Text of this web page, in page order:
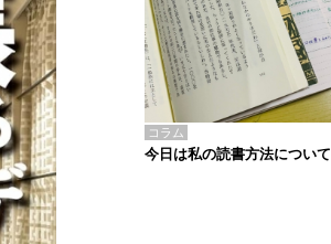
コラム
今日は私の読書方法について